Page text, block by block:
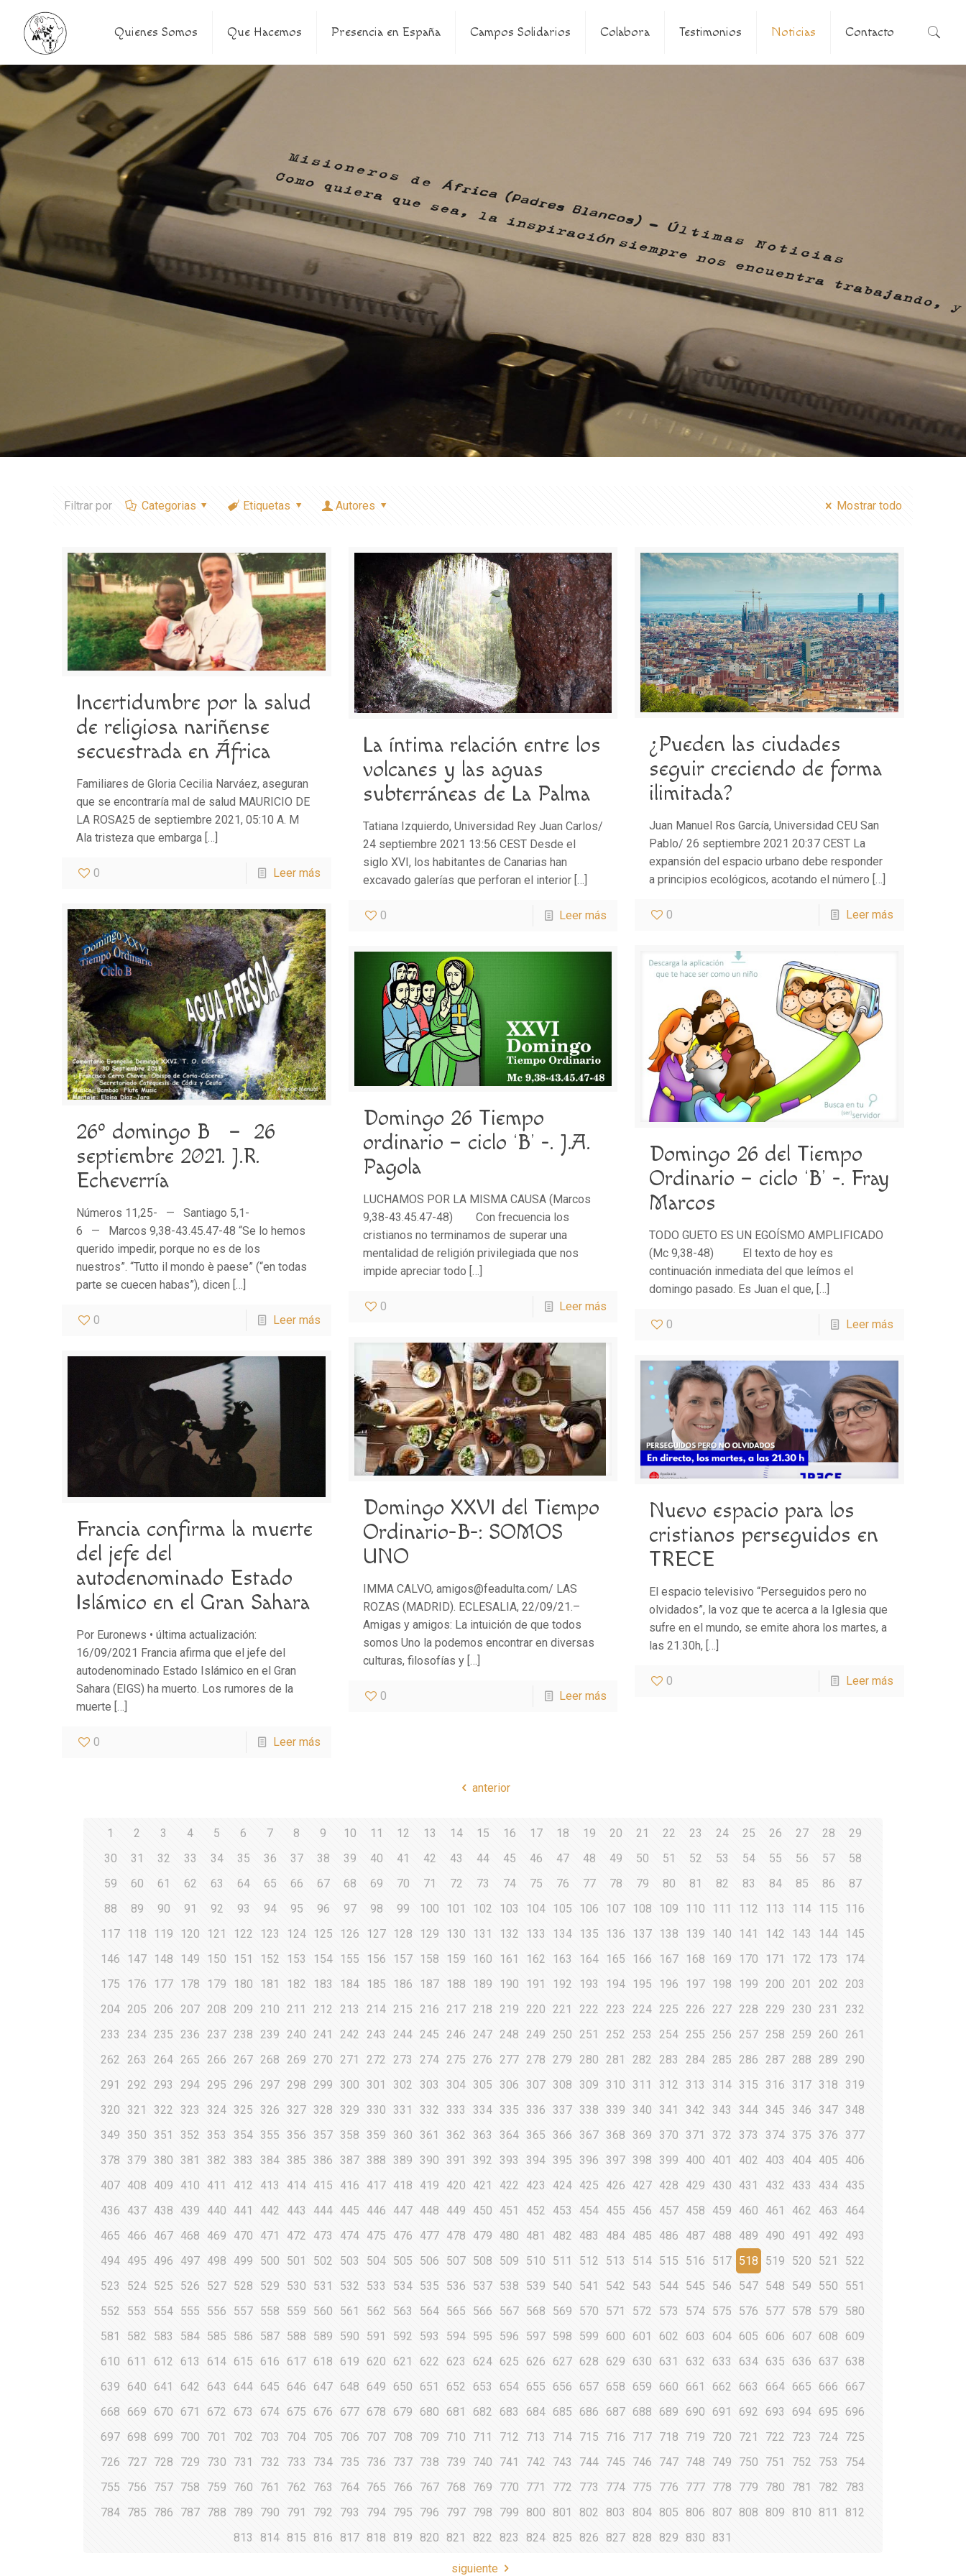
Quienes Somos Que Hacemos Presencia en España Campos Solidarios Colabora Testimonios Noticias Contacto
Filtrar por Categorias Etiquetas Autores Mostrar todo
Incertidumbre por la salud
de religiosa nariñense
secuestrada en África
Familiares de Gloria Cecilia Narváez, aseguran
que se encontraría mal de salud MAURICIO DE
LA ROSA25 de septiembre 2021, 05:10 A. M
Ala tristeza que embarga […]
0 Leer más
La íntima relación entre los
volcanes y las aguas
subterráneas de La Palma
Tatiana Izquierdo, Universidad Rey Juan Carlos/
24 septiembre 2021 13:56 CEST Desde el
siglo XVI, los habitantes de Canarias han
excavado galerías que perforan el interior[…]
0 Leer más
¿Pueden las ciudades
seguir creciendo de forma
ilimitada?
Juan Manuel Ros García, Universidad CEU San
Pablo/ 26 septiembre 2021 20:37 CEST La
expansión del espacio urbano debe responder
a principios ecológicos, acotando el número […]
0 Leer más
26º domingo B – 26
septiembre 2021. J.R.
Echeverría
Números 11,25- — Santiago 5,1-
6 — Marcos 9,38-43.45.47-48 “Se lo hemos
querido impedir, porque no es de los
nuestros”. “Tutto il mondo è paese” (“en todas
parte se cuecen habas”), dicen […]
0 Leer más
Domingo 26 del Tiempo
Ordinario – ciclo ‘B’ -. Fray
Marcos
TODO GUETO ES UN EGOÍSMO AMPLIFICADO
(Mc 9,38-48) El texto de hoy es
continuación inmediata del que leímos el
domingo pasado. Es Juan el que, […]
0 Leer más
Domingo 26 Tiempo
ordinario – ciclo ‘B’ -. J.A.
Pagola
LUCHAMOS POR LA MISMA CAUSA (Marcos
9,38-43.45.47-48) Con frecuencia los
cristianos no terminamos de superar una
mentalidad de religión privilegiada que nos
impide apreciar todo […]
0 Leer más
Domingo XXVI del Tiempo
Ordinario-B-: SOMOS
UNO
IMMA CALVO, amigos@feadulta.com/ LAS
ROZAS (MADRID). ECLESALIA, 22/09/21.–
Amigas y amigos: La intuición de que todos
somos Uno la podemos encontrar en diversas
culturas, filosofías y[…]
0 Leer más
Francia confirma la muerte
del jefe del
autodenominado Estado
Islámico en el Gran Sahara
Por Euronews • última actualización:
16/09/2021 Francia afirma que el jefe del
autodenominado Estado Islámico en el Gran
Sahara (EIGS) ha muerto. Los rumores de la
muerte […]
0 Leer más
Nuevo espacio para los
cristianos perseguidos en
TRECE
El espacio televisivo “Perseguidos pero no
olvidados”, la voz que te acerca a la Iglesia que
sufre en el mundo, se emite ahora los martes, a
las 21.30h, […]
0 Leer más
anterior
1 2 3 4 5 6 7 8 9 10 11 12 13 14 15 16 17 18 19 20 21 22 23 24 25 26 27 28
29
30
31 32 33 34 35 36 37 38 39 40 41 42 43 44 45 46 47 48 49 50 51 52 53 54 55 56 57
58
59
60 61 62 63 64 65 66 67 68 69 70 71 72 73 74 75 76 77 78 79 80 81 82 83 84 85 86
87
88
89 90 91 92 93 94 95 96 97 98 99 100 101 102 103 104 105 106 107 108 109 110 111 112 113 114 115
116
117 118 119 120 121 122 123 124 125 126 127 128 129 130 131 132 133 134 135 136 137 138 139 140 141 142 143 144 145
146
147 148 149 150 151 152 153 154 155 156 157 158 159 160 161 162 163 164 165 166 167 168 169 170 171 172 173
174
175
176 177 178 179 180 181 182 183 184 185 186 187 188 189 190 191 192 193 194 195 196 197 198 199 200 201 202
203
204 205 206 207 208 209 210 211 212 213 214 215 216 217 218 219 220 221 222 223 224 225 226 227 228 229 230 231
232
233
234 235 236 237 238 239 240 241 242 243 244 245 246 247 248 249 250 251 252 253 254 255 256 257 258 259 260
261
262
263 264 265 266 267 268 269 270 271 272 273 274 275 276 277 278 279 280 281 282 283 284 285 286 287 288 289
290
291
292 293 294 295 296 297 298 299 300 301 302 303 304 305 306 307 308 309 310 311 312 313 314 315 316 317 318
319
320
321 322 323 324 325 326 327 328 329 330 331 332 333 334 335 336 337 338 339 340 341 342 343 344 345 346 347 348
349
350 351 352 353 354 355 356 357 358 359 360 361 362 363 364 365 366 367 368 369 370 371 372 373 374 375 376
377
378
379 380 381 382 383 384 385 386 387 388 389 390 391 392 393 394 395 396 397 398 399 400 401 402 403 404 405
406
407 408 409 410 411 412 413 414 415 416 417 418 419 420 421 422 423 424 425 426 427 428 429 430 431 432 433 434 435
436
437 438 439 440 441 442 443 444 445 446 447 448 449 450 451 452 453 454 455 456 457 458 459 460 461 462 463
464
465
466 467 468 469 470 471 472 473 474 475 476 477 478 479 480 481 482 483 484 485 486 487 488 489 490 491 492
493
494 495 496 497 498 499 500 501 502 503 504 505 506 507 508 509 510 511 512 513 514 515 516 517 518 519 520 521
522
523
524 525 526 527 528 529 530 531 532 533 534 535 536 537 538 539 540 541 542 543 544 545 546 547 548 549 550
551
552
553 554 555 556 557 558 559 560 561 562 563 564 565 566 567 568 569 570 571 572 573 574 575 576 577 578 579
580
581
582 583 584 585 586 587 588 589 590 591 592 593 594 595 596 597 598 599 600 601 602 603 604 605 606 607 608
609
610
611 612 613 614 615 616 617 618 619 620 621 622 623 624 625 626 627 628 629 630 631 632 633 634 635 636 637 638
639
640 641 642 643 644 645 646 647 648 649 650 651 652 653 654 655 656 657 658 659 660 661 662 663 664 665 666
667
668
669 670 671 672 673 674 675 676 677 678 679 680 681 682 683 684 685 686 687 688 689 690 691 692 693 694 695
696
697 698 699 700 701 702 703 704 705 706 707 708 709 710 711 712 713 714 715 716 717 718 719 720 721 722 723 724 725
726
727 728 729 730 731 732 733 734 735 736 737 738 739 740 741 742 743 744 745 746 747 748 749 750 751 752 753
754
755
756 757 758 759 760 761 762 763 764 765 766 767 768 769 770 771 772 773 774 775 776 777 778 779 780 781 782
783
784 785 786 787 788 789 790 791 792 793 794 795 796 797 798 799 800 801 802 803 804 805 806 807 808 809 810 811
812
813
814 815 816 817 818 819 820 821 822 823 824 825 826 827 828 829 830 831
siguiente